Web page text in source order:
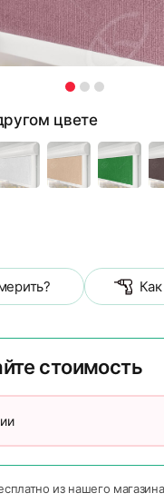
цвете
стоимость
из нашего магазина